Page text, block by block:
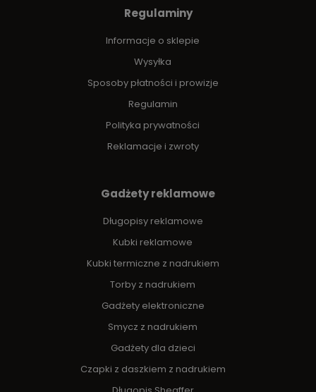
Regulaminy
Informacje o sklepie
Wysyłka
Sposoby płatności i prowizje
Regulamin
Polityka prywatności
Reklamacje i zwroty
Gadżety reklamowe
Długopisy reklamowe
Kubki reklamowe
Kubki termiczne z nadrukiem
Torby z nadrukiem
Gadżety elektroniczne
Smycz z nadrukiem
Gadżety dla dzieci
Czapki z daszkiem z nadrukiem